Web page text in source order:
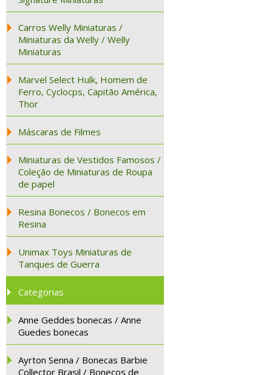
Carros Welly Miniaturas /
Miniaturas da Welly / Welly
Miniaturas
Marvel Select Hulk, Homem de
Ferro, Cyclocps, Capitão América,
Thor
Máscaras de Filmes
Miniaturas de Vestidos Famosos /
Coleção de Miniaturas de Roupa
de papel
Resina Bonecos / Bonecos em
Resina
Unimax Toys Miniaturas de
Tanques de Guerra
Categorias
Anne Geddes bonecas / Anne
Guedes bonecas
Ayrton Senna / Bonecas Barbie
Collector Brasil / Bonecos de